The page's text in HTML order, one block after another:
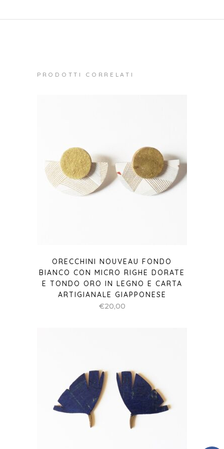
PRODOTTI CORRELATI
ORECCHINI NOUVEAU FONDO
BIANCO CON MICRO RIGHE DORATE
E TONDO ORO IN LEGNO E CARTA
ARTIGIANALE GIAPPONESE
€20,00